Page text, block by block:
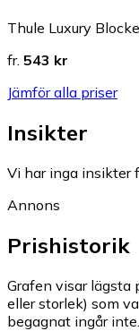
Thule Luxury
fr. 543 kr
Jämför alla priser
Insikter
Vi har inga insikter
Annons
Prishistorik
Grafen visar lägsta
eller storlek) som
begagnat ingår inte.